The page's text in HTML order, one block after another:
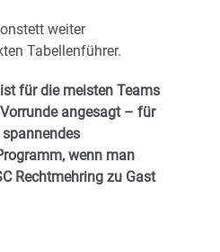
weiter
Tabellenführer.
für die meisten Teams
angesagt – für
wenn man
Rechtmehring zu Gast